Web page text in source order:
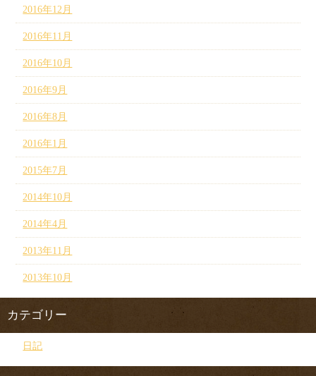
2016年12月
2016年11月
2016年10月
2016年9月
2016年8月
2016年1月
2015年7月
2014年10月
2014年4月
2013年11月
2013年10月
カテゴリー
日記